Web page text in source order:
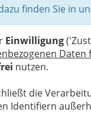
finden Sie in
Einwilligung
Daten
nutzen.
die
Identifiern
Kuhhaut!“ ..